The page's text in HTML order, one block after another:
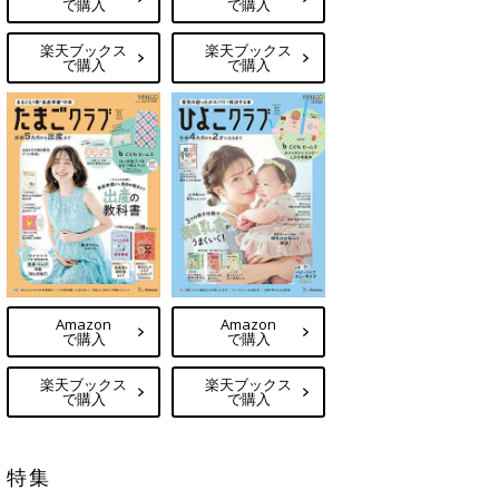
で購入
楽天ブックス
で購入
で購入
楽天ブックス
で購入
Amazon
で購入
楽天ブックス
で購入
Amazon
で購入
楽天ブックス
で購入
特集